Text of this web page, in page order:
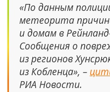
«По данным
метеорита
и домам в
Сообщения о
из регионов
из Кобленца», –
РИА Новости.